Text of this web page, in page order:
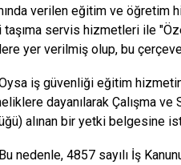
verilen eğitim ve öğretim
taşıma servis hizmetleri ile
yer verilmiş olup, bu
güvenliği eğitim hizmetinin
dayanılarak Çalışma ve
alınan bir yetki belgesine
4857 sayılı İş Kanunu